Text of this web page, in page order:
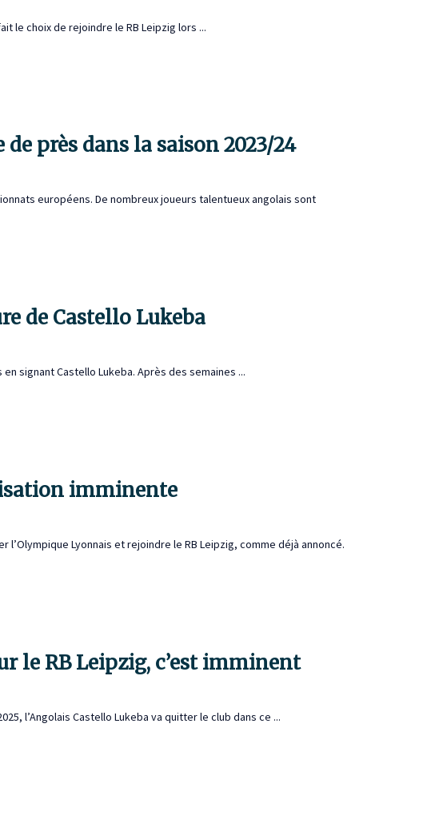
le choix de rejoindre le RB Leipzig lors ...
près dans la saison 2023/24
européens. De nombreux joueurs talentueux angolais sont
de Castello Lukeba
signant Castello Lukeba. Après des semaines ...
imminente
Lyonnais et rejoindre le RB Leipzig, comme déjà annoncé.
le RB Leipzig, c’est imminent
l’Angolais Castello Lukeba va quitter le club dans ce ...